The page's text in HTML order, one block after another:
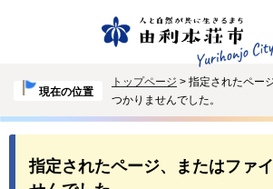
現在の位置
トップページ > 指定されたペー
つかりませんでした。
指定されたページ、またはファ